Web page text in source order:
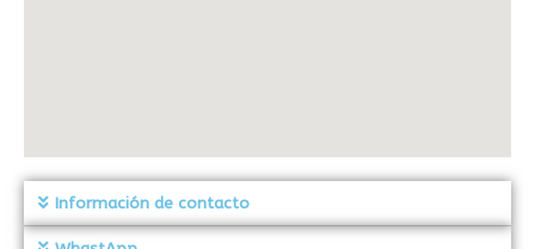
Información de contacto